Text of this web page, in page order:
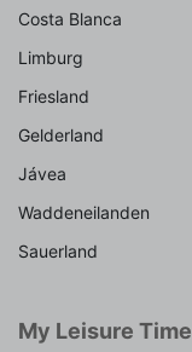
Costa Blanca
Limburg
Friesland
Gelderland
Jávea
Waddeneilanden
Sauerland
My Leisure Time